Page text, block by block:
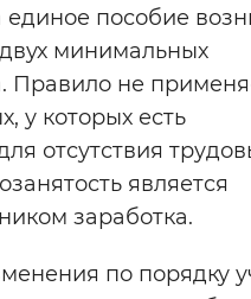
единое пособие
минимальных
Правило не
у которых есть
отсутствия
является
заработка.
по порядку